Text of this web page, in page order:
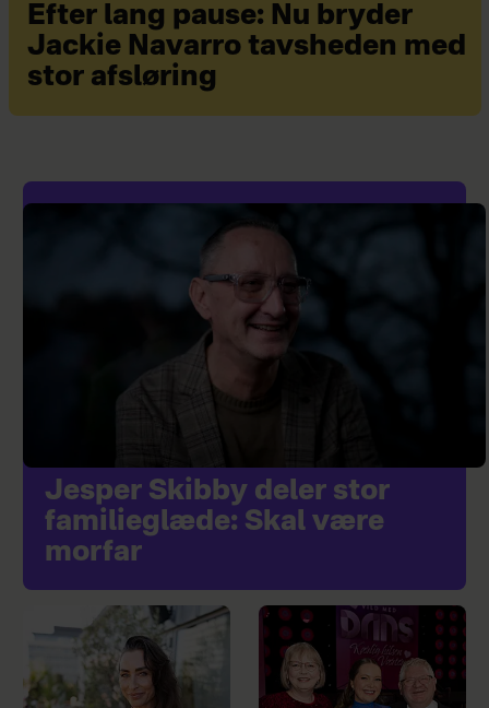
Efter lang pause: Nu bryder
Jackie Navarro tavsheden med
stor afsløring
Jesper Skibby deler stor
familieglæde: Skal være
morfar